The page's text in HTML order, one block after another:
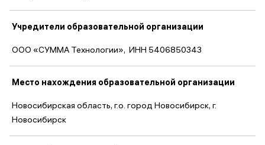
Учредители образовательной организации
ООО «СУММА Технологии», ИНН 5406850343
Место нахождения образовательной организации
Новосибирская область, г.о. город Новосибирск, г.
Новосибирск